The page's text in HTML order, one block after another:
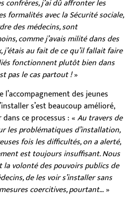
confrères, j’ai dû affronter les
formalités avec la Sécurité sociale,
des médecins, sont
comme j’avais milité dans des
j’étais au fait de ce qu’il fallait faire
fonctionnent plutôt bien dans
pas le cas partout !»
l’accompagnement des jeunes
s’est beaucoup amélioré,
ce processus : «Au travers de
les problématiques d’installation,
fois les difficultés, on a alerté,
est toujours insuffisant. Nous
volonté des pouvoirs publics de
de les voir s’installer sans
coercitives, pourtant…»